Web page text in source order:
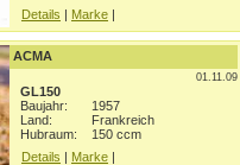
Details | Marke |
ACMA
01.11.09
GL150
Baujahr:
1957
Land:
Frankreich
Hubraum:
150 ccm
Details | Marke |